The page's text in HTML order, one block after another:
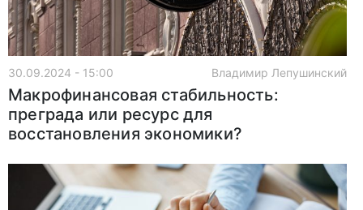
30.09.2024 - 15:00 Владимир Лепушинский
Макрофинансовая стабильность:
преграда или ресурс для
восстановления экономики?